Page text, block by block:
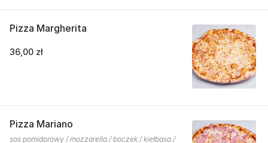
Pizza Margherita
36,00 zł
Pizza Mariano
sos pomidorowy / mozzarella / boczek / kiełbasa /